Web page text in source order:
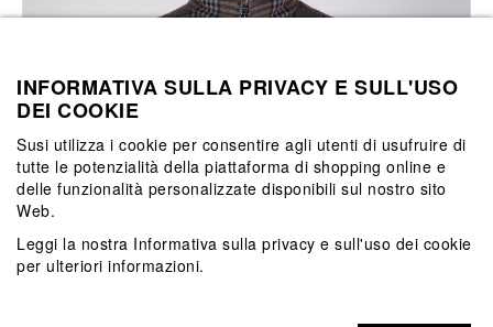
INFORMATIVA SULLA PRIVACY E SULL'USO
DEI COOKIE
Susi utilizza i cookie per consentire agli utenti di usufruire di
tutte le potenzialità della piattaforma di shopping online e
delle funzionalità personalizzate disponibili sul nostro sito
Web.
Leggi la nostra Informativa sulla privacy e sull'uso dei cookie
per ulteriori informazioni.